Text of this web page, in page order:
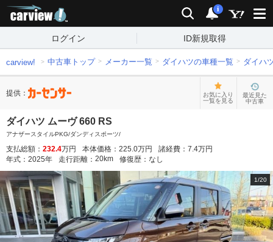
検索 通知
i
ログイン ID新規取得
carview! 中古車トップ メーカー一覧 ダイハツの車種一覧 ダイハ
提供：
お気に入り
一覧を見る
最近見た
中古車
ダイハツ ムーヴ 660 RS
アナザースタイルPKG/ダンディスポーツ/
支払総額： 232.4万円 本体価格： 225.0万円 諸経費： 7.4万円
年式： 2025年 走行距離： 20km 修復歴： なし
1/20